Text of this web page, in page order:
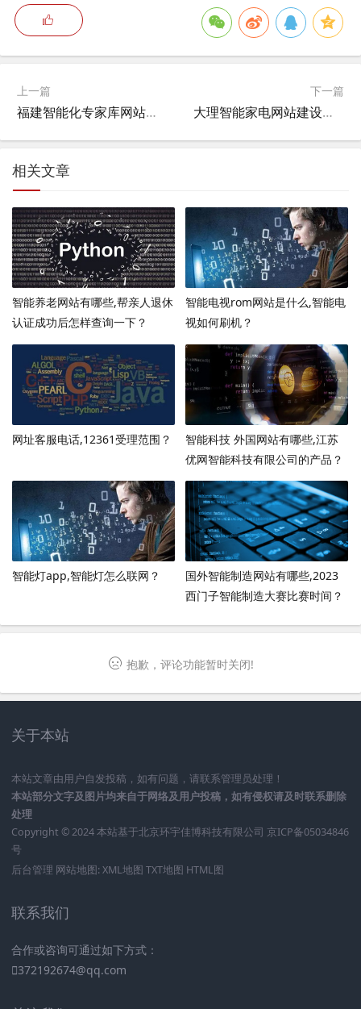
上一篇
福建智能化专家库网站有哪些,2021福建填志愿能用手机填？
下一篇
大理智能家电网站建设方案,云南保山到大理多远？
相关文章
智能养老网站有哪些,帮亲人退休
认证成功后怎样查询一下？
智能电视rom网站是什么,智能电
视如何刷机？
网址客服电话,12361受理范围？
智能科技 外国网站有哪些,江苏
优网智能科技有限公司的产品？
智能灯app,智能灯怎么联网？
国外智能制造网站有哪些,2023
西门子智能制造大赛比赛时间？
抱歉，评论功能暂时关闭!
关于本站
本站文章由用户自发投稿，如有问题，请联系管理员处理！
本站部分文字及图片均来自于网络及用户投稿，如有侵权请及时联系删除
处理
Copyright © 2024 本站基于北京环宇佳博科技有限公司 京ICP备05034846
号
后台管理 网站地图: XML地图 TXT地图 HTML图
联系我们
合作或咨询可通过如下方式：
372192674@qq.com